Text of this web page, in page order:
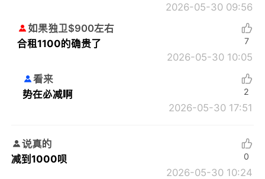
2026-05-30 09:56
如果独卫$900左右
合租1100的确贵了
2026-05-30 10:05
7
看来
势在必减啊
2026-05-30 17:51
2
说真的
减到1000呗
2026-05-30 10:24
0